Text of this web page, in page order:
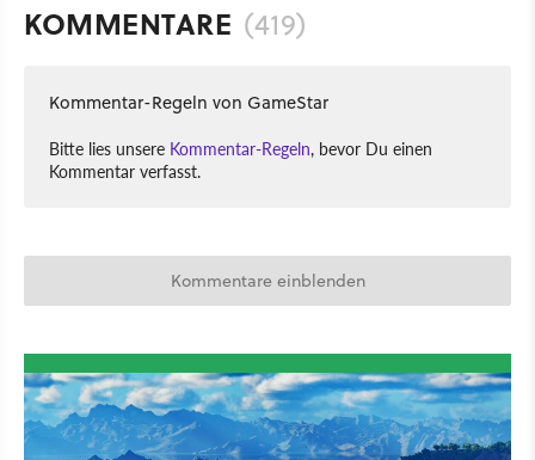
KOMMENTARE (419)
Kommentar-Regeln von GameStar
Bitte lies unsere Kommentar-Regeln, bevor Du einen
Kommentar verfasst.
Kommentare einblenden